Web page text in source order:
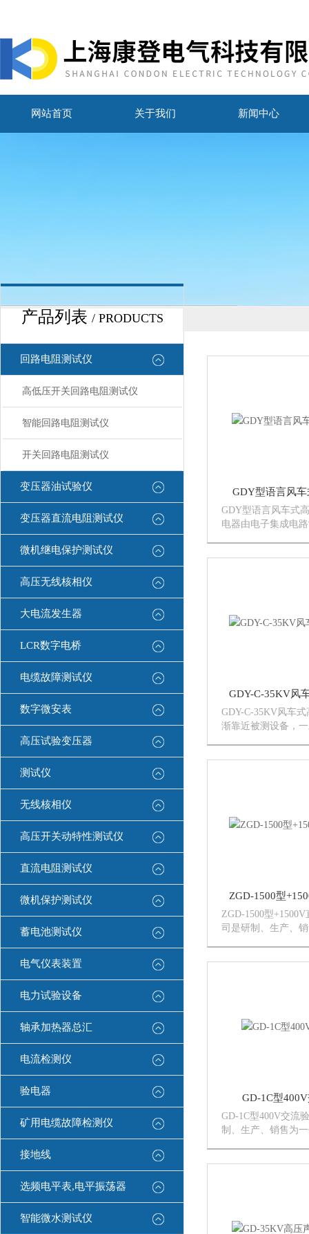
网站首页 关于我们 新闻中心
产品列表 / PRODUCTS
回路电阻测试仪
高低压开关回路电阻测试仪
智能回路电阻测试仪
开关回路电阻测试仪
变压器油试验仪
变压器直流电阻测试仪
微机继电保护测试仪
高压无线核相仪
大电流发生器
LCR数字电桥
电缆故障测试仪
数字微安表
高压试验变压器
测试仪
无线核相仪
高压开关动特性测试仪
直流电阻测试仪
微机保护测试仪
蓄电池测试仪
电气仪表装置
电力试验设备
轴承加热器总汇
电流检测仪
验电器
矿用电缆故障检测仪
接地线
选频电平表,电平振荡器
智能微水测试仪
GDY型语言风
GDY型语言风车式
电器由电子集成电
GDY-C-35KV风
GDY-C-35KV风车
渐靠近被测设备，
ZGD-1500型
ZGD-1500型
司是研制、生产、
GD-1C型
GD-1C型400V交流
制、生产、销售为